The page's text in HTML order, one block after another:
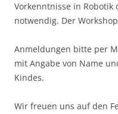
Vorkenntnisse in
notwendig. Der
Anmeldungen bitte per
mit Angabe von Name
Kindes.
Wir freuen uns auf den